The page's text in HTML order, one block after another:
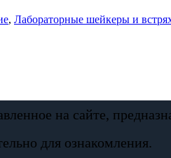
, Лабораторные шейкеры и
на сайте,
для ознакомления.